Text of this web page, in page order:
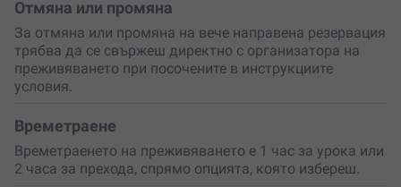
Можеш да избереш от
разходка:
1) с. Кърпачево- Футьов гьол – с. Кърпачево; или
2) с. Кърпачево- пещера Стълбица – с. Кърпачево.
Желателно е да имаш поне базов опит и да се
чувстваш удобно на коня. Ако си напълно начинаещ,
би могъл да вземеш първо урок по езда, за да се
чувстваш стабилен по време на прехода.
Отмяна или промяна
За отмяна или промяна на вече направена резервация
трябва да се свържеш директно с организатора на
преживяването при посочените в инструкциите
условия.
Времетраене
Времетраенето на преживяването е 1 час за урока или
2 часа за прехода, спрямо опцията, която избереш.